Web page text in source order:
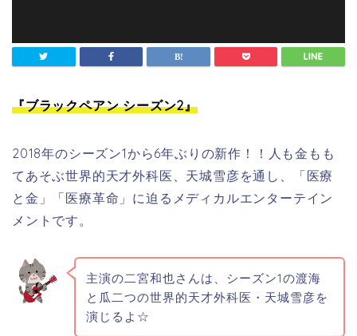
『ブラックペアン シーズン2』
2018年のシーズン1から6年ぶりの新作！！人も金もも
てあそぶ世界的天才外科医、天城雪彦を通し、「医療
と金」「医療革命」に迫るメディカルエンターテイン
メントです。
主演の二宮和也さんは、シーズン1の渡海
と瓜二つの世界的天才外科医・天城雪彦を
演じるよ☆